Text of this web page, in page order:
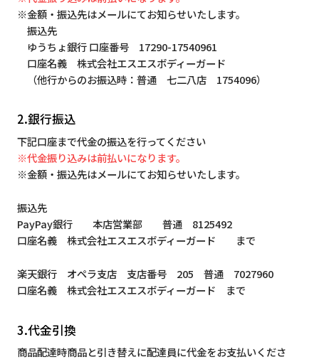
※金額・振込先はメールにてお知らせいたします。
振込先
ゆうちょ銀行 口座番号 17290-17540961
口座名義 株式会社エスエスボディーガード
（他行からのお振込時：普通 七二八店 1754096）
2.銀行振込
下記口座まで代金の振込を行ってください
※代金振り込みは前払いになります。
※金額・振込先はメールにてお知らせいたします。
振込先
PayPay銀行 本店営業部 普通 8125492
口座名義 株式会社エスエスボディーガード まで
楽天銀行 オペラ支店 支店番号 205 普通 7027960
口座名義 株式会社エスエスボディーガード まで
3.代金引換
商品配達時商品と引き替えに配達員に代金をお支払いくださ